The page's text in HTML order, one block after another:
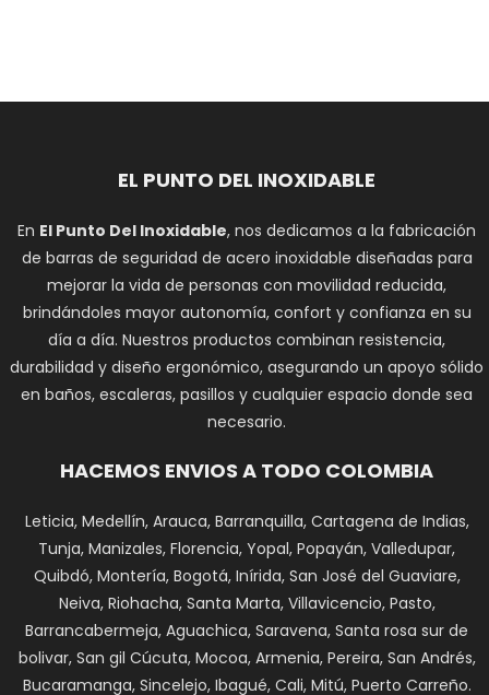
EL PUNTO DEL INOXIDABLE
En El Punto Del Inoxidable, nos dedicamos a la fabricación
de barras de seguridad de acero inoxidable diseñadas para
mejorar la vida de personas con movilidad reducida,
brindándoles mayor autonomía, confort y confianza en su
día a día. Nuestros productos combinan resistencia,
durabilidad y diseño ergonómico, asegurando un apoyo sólido
en baños, escaleras, pasillos y cualquier espacio donde sea
necesario.
HACEMOS ENVIOS A TODO COLOMBIA
Leticia, Medellín, Arauca, Barranquilla, Cartagena de Indias,
Tunja, Manizales, Florencia, Yopal, Popayán, Valledupar,
Quibdó, Montería, Bogotá, Inírida, San José del Guaviare,
Neiva, Riohacha, Santa Marta, Villavicencio, Pasto,
Barrancabermeja, Aguachica, Saravena, Santa rosa sur de
bolivar, San gil Cúcuta, Mocoa, Armenia, Pereira, San Andrés,
Bucaramanga, Sincelejo, Ibagué, Cali, Mitú, Puerto Carreño.